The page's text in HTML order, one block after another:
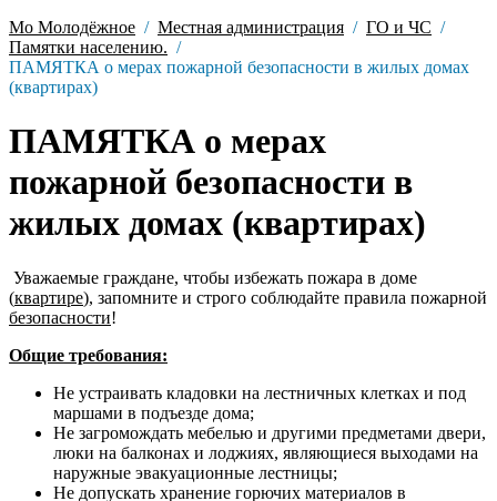
Мо Молодёжное
Местная администрация
ГО и ЧС
Памятки населению.
ПАМЯТКА о мерах пожарной безопасности в жилых домах
(квартирах)
ПАМЯТКА о мерах
пожарной безопасности в
жилых домах (квартирах)
Уважаемые граждане, чтобы избежать пожара в доме
(квартире), запомните и строго соблюдайте правила пожарной
безопасности!
Общие требования:
Не устраивать кладовки на лестничных клетках и под
маршами в подъезде дома;
Не загромождать мебелью и другими предметами двери,
люки на балконах и лоджиях, являющиеся выходами на
наружные эвакуационные лестницы;
Не допускать хранение горючих материалов в